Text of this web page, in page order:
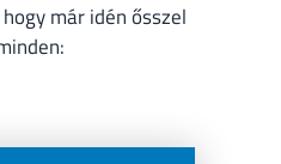
már idén ősszel